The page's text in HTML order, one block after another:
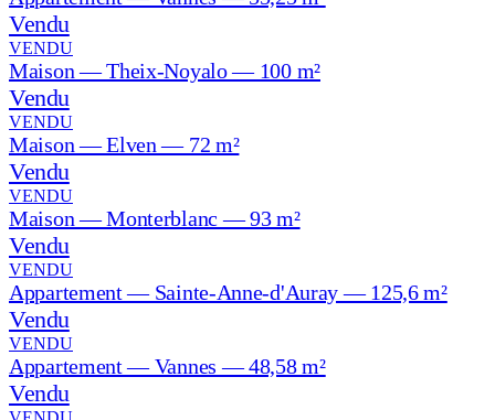
Vendu
VENDU
Maison — Theix-Noyalo — 100 m²
Vendu
VENDU
Maison — Elven — 72 m²
Vendu
VENDU
Maison — Monterblanc — 93 m²
Vendu
VENDU
Appartement — Sainte-Anne-d'Auray — 125,6 m²
Vendu
VENDU
Appartement — Vannes — 48,58 m²
Vendu